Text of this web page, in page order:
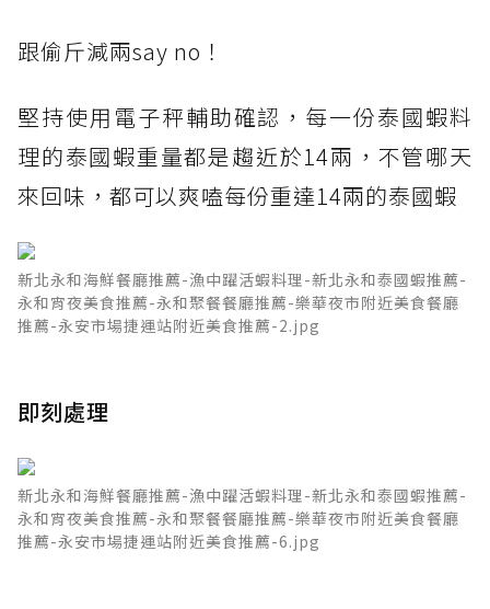
跟偷斤減兩say no！
堅持使用電子秤輔助確認，每一份泰國蝦料
理的泰國蝦重量都是趨近於14兩，不管哪天
來回味，都可以爽嗑每份重達14兩的泰國蝦
新北永和海鮮餐廳推薦-漁中躍活蝦料理-新北永和泰國蝦推薦-
永和宵夜美食推薦-永和聚餐餐廳推薦-樂華夜市附近美食餐廳
推薦-永安市場捷運站附近美食推薦-2.jpg
即刻處理
新北永和海鮮餐廳推薦-漁中躍活蝦料理-新北永和泰國蝦推薦-
永和宵夜美食推薦-永和聚餐餐廳推薦-樂華夜市附近美食餐廳
推薦-永安市場捷運站附近美食推薦-6.jpg